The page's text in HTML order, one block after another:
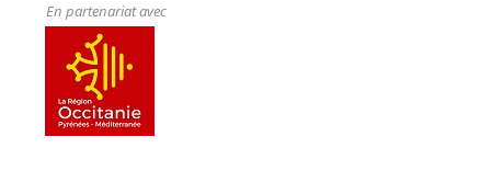
En partenariat avec